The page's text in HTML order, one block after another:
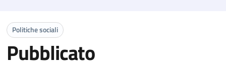
Politiche sociali
Pubblicato